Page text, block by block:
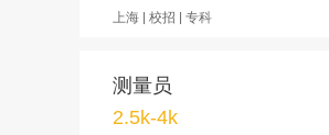
上海 | 校招 | 专科
测量员
2.5k-4k